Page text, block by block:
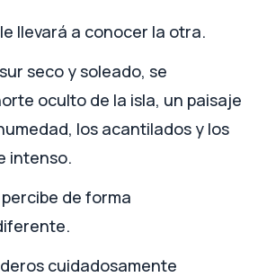
llevará a conocer la otra.
seco y soleado, se
oculto de la isla, un paisaje
los acantilados y los
intenso.
de forma
cuidadosamente